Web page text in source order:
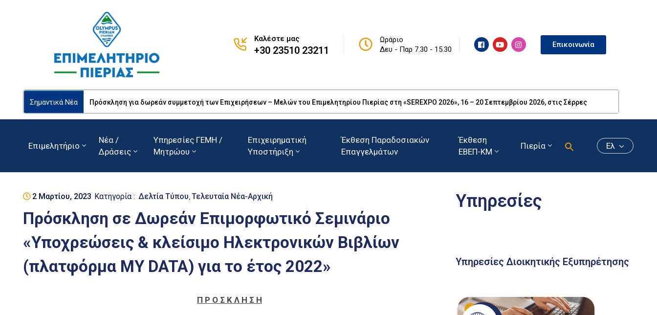
Καλέστε μας
+30 23510 23211
Ωράριο
Δευ - Παρ 7.30 - 15.30
Επικοινωνία
Σημαντικά Νέα Πρόσκληση για δωρεάν συμμετοχή των Επιχειρήσεων – Μελών του Επιμελητηρίου Πιερίας στη «SEREXPO 2026», 16 – 20 Σεπτεμβρίου 2026, στις Σέρρες
Επιμελητήριο
Νέα /
Δράσεις
Υπηρεσίες ΓΕΜΗ /
Μητρώου
Επιχειρηματική
Υποστήριξη
Έκθεση Παραδοσιακών
Επαγγελμάτων
Έκθεση
ΕΒΕΠ-ΚΜ
Πιερία Ελ
2 Μαρτίου, 2023 Κατηγορία : Δελτία Τύπου‚ Τελευταία Νέα-Αρχική
Πρόσκληση σε Δωρεάν Επιμορφωτικό Σεμινάριο
«Υποχρεώσεις & κλείσιμο Ηλεκτρονικών Βιβλίων
(πλατφόρμα MY DATA) για το έτος 2022»
Π Ρ Ο Σ Κ Λ Η Σ Η
Υπηρεσίες
Υπηρεσίες Διοικητικής Εξυπηρέτησης